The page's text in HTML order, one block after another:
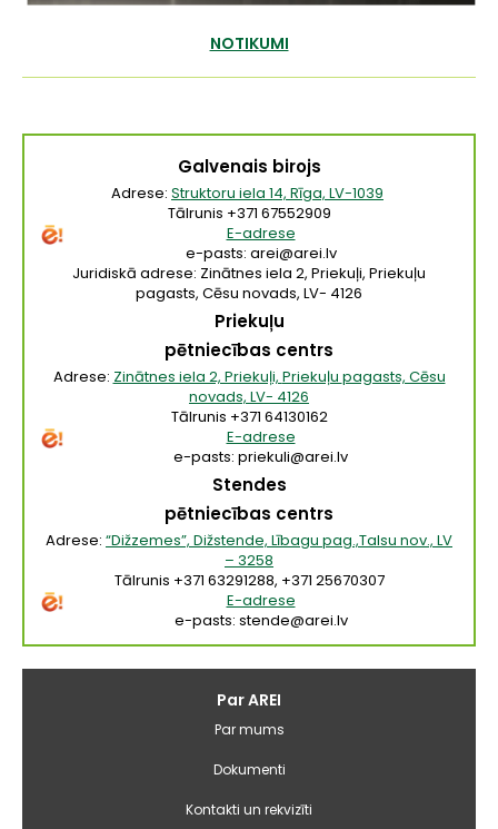
NOTIKUMI
Galvenais birojs
Adrese: Struktoru iela 14, Rīga, LV-1039
Tālrunis +371 67552909
E-adrese
e-pasts: arei@arei.lv
Juridiskā adrese: Zinātnes iela 2, Priekuļi, Priekuļu
pagasts, Cēsu novads, LV- 4126
Priekuļu
pētniecības centrs
Adrese: Zinātnes iela 2, Priekuļi, Priekuļu pagasts, Cēsu
novads, LV- 4126
Tālrunis +371 64130162
E-adrese
e-pasts: priekuli@arei.lv
Stendes
pētniecības centrs
Adrese: “Dižzemes”, Dižstende, Lībagu pag.,Talsu nov., LV
– 3258
Tālrunis +371 63291288, +371 25670307
E-adrese
e-pasts: stende@arei.lv
Par AREI
Par mums
Dokumenti
Kontakti un rekvizīti